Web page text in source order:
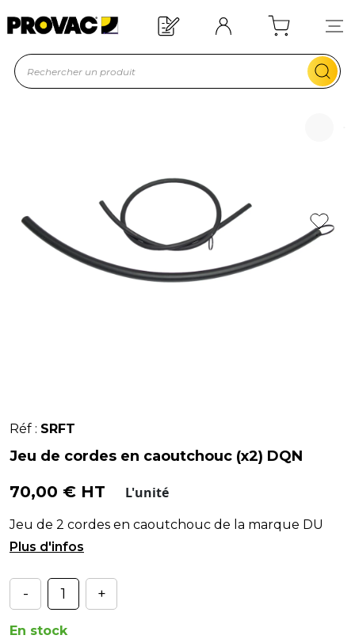
Offre de bienvenue : 20€ offerts !
En savoir plus
Réf : SRFT
Jeu de cordes en caoutchouc (x2) DQN
70,00 € HT L'unité
Jeu de 2 cordes en caoutchouc de la marque DU
QUESNE (DQN).
- +
En stock